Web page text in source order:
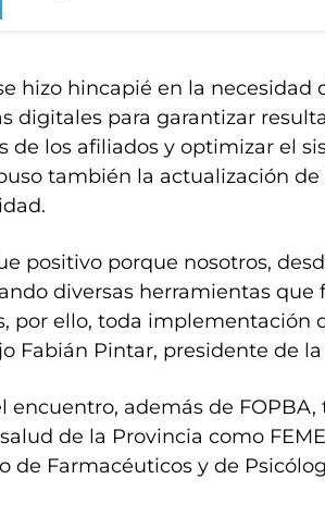
hizo hincapié en la necesidad
digitales para garantizar
de los afiliados y optimizar el
también la actualización de
positivo porque nosotros,
diversas herramientas que
por ello, toda implementación
Fabián Pintar, presidente de la
encuentro, además de
de la Provincia como
de Farmacéuticos y de